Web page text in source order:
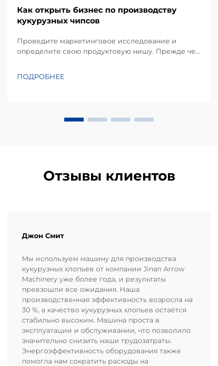
Как открыть бизнес по производству
кукурузных чипсов
Проведите маркетинговое исследование и
определите свою продуктовую нишу. Прежде чем
предпочтений местных потребителей.
ПОДРОБНЕЕ
Отзывы клиентов
Джон Смит
Мы используем машину для производства
кукурузных хлопьев от компании Jinan Arrow
Machinery уже более года, и результаты
превзошли все ожидания. Наша
производственная эффективность возросла на
30 %, а качество кукурузных хлопьев остаётся
стабильно высоким. Машина проста в
эксплуатации и обслуживании, что позволило
значительно снизить наши трудозатраты.
Энергоэффективность оборудования также
помогла нам сократить расходы на